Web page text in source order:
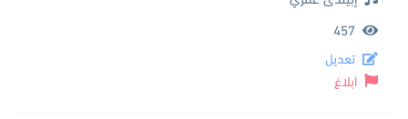
457
تعديل
ابلاغ